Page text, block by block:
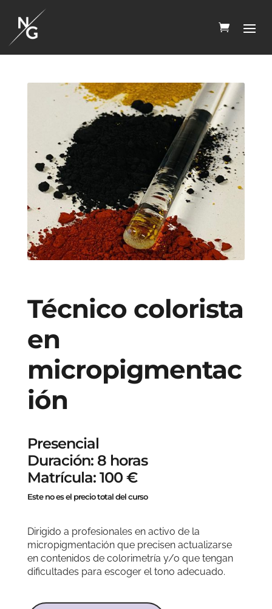
Técnico colorista
en
micropigmentac
ión
Presencial
Duración: 8 horas
Matrícula: 100 €
Este no es el precio total del curso
Dirigido a profesionales en activo de la
micropigmentación que precisen actualizarse
en contenidos de colorimetría y/o que tengan
dificultades para escoger el tono adecuado.